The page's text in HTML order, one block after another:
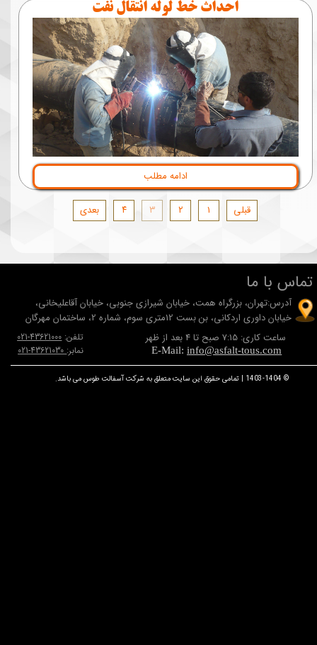
احداث خط لوله انتقال نفت
ادامه مطلب
قبلی ۱ ۲ ۳ ۴ بعدی
تماس با ما
آدرس:تهران، بزرگراه همت، خيابان شيرازی جنوبی، خيابان آقاعلیخانی،
خيابان داوری اردکانی، بن بست 12متری سوم، شماره 2، ساختمان مهرگان
تلفن:43621000-021
نمابر:43621030-021
ساعت کاری: 7:15 صبح تا 4 بعد از ظهر
E-Mail:info@asfalt-tous.com
© 1403-1404 | تمامی حقوق این سایت متعلق به شرکت آسفالت طوس می باشد.